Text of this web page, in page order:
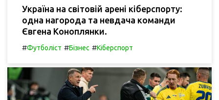
Україна на світовій арені кіберспорту:
одна нагорода та невдача команди
Євгена Коноплянки.
#Футболіст #Бізнес #Кіберспорт